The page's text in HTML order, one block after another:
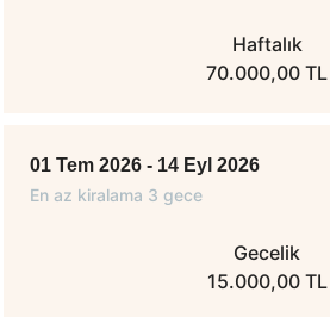
Haftalık
70.000,00 TL
01 Tem 2026 - 14 Eyl 2026
En az kiralama 3 gece
Gecelik
15.000,00 TL